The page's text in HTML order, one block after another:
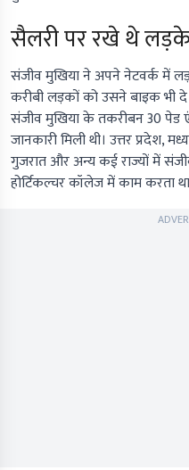
सैलरी पर रखे थे
संजीव मुखिया ने अपने नेटवर्क में
करीबी लड़कों को उसने बाइक भी
संजीव मुखिया के तकरीबन 30 पेड
जानकारी मिली थी। उत्तर प्रदेश,
गुजरात और अन्य कई राज्यों में
होर्टिकल्चर कॉलेज में काम करता